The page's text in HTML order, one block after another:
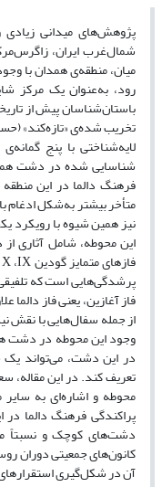
پژوهش‌های میدانی زیادی
شمال‌غرب ایران،
میان، منطقه‌ی همدان با
رود، به‌عنوان یک مرکز
باستان‌شناسان پیش از
تخریب شده‌ی «تازه‌کند»
لایه‌شناختی با پنج
شناسایی شده در دشت
فرهنگ دالما در این
متأخر بیشتر به‌شکل ادغام
نیز همین شیوه با رویکرد
این محوطه، شامل آثاری
پرشدگی‌هایی است که
فاز آغازین، یعنی فاز
از جمله سفال‌هایی با نقش
وجود این محوطه در دشت
در این دشت، می‌تواند یک
تعریف کند. در این مقاله،
محوطه و اشاره‌ای به
پراکندگی فرهنگ دالما
دشت‌های کوچک و نسبتاً
کانون‌های جمعیتی دوران
آن در شکل‌گیری